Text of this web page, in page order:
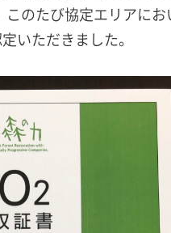
このたび協定エリアに
いただきました。